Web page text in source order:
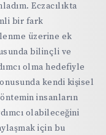
Eczacılıkta
bir fark
üzerine ek
bilinçli ve
olma hedefiyle
kendi kişisel
insanların
olabileceğini
için bu